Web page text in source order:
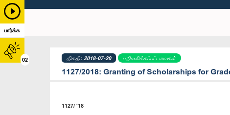
பார்க்க
02 திகதி: 2018-07-20 பதிலளிக்கப்பட்டவைகள்
1127/2018: Granting of Scholarships for
1127/ '18